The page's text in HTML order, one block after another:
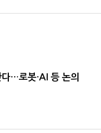
…로봇·AI 등 논의